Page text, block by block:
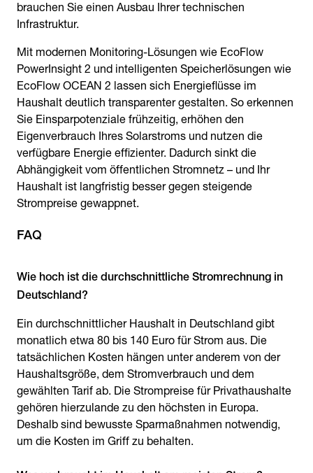
brauchen Sie einen Ausbau Ihrer technischen
Infrastruktur.
Mit modernen Monitoring-Lösungen wie EcoFlow
PowerInsight 2 und intelligenten Speicherlösungen wie
EcoFlow OCEAN 2 lassen sich Energieflüsse im
Haushalt deutlich transparenter gestalten. So erkennen
Sie Einsparpotenziale frühzeitig, erhöhen den
Eigenverbrauch Ihres Solarstroms und nutzen die
verfügbare Energie effizienter. Dadurch sinkt die
Abhängigkeit vom öffentlichen Stromnetz – und Ihr
Haushalt ist langfristig besser gegen steigende
Strompreise gewappnet.
FAQ
Wie hoch ist die durchschnittliche Stromrechnung in
Ein durchschnittlicher Haushalt in Deutschland gibt
monatlich etwa 80 bis 140 Euro für Strom aus. Die
tatsächlichen Kosten hängen unter anderem von der
Haushaltsgröße, dem Stromverbrauch und dem
gewählten Tarif ab. Die Strompreise für Privathaushalte
gehören hierzulande zu den höchsten in Europa.
Deshalb sind bewusste Sparmaßnahmen notwendig,
um die Kosten im Griff zu behalten.